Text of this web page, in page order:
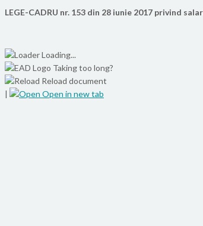
LEGE-CADRU nr. 153 din 28 iunie 2017 privind
Loading...
Taking too long?
Reload document
|
Open in new tab